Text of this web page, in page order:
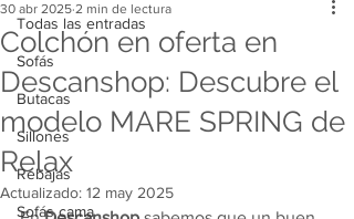
Todas las entradas
Sofás
Butacas
Sillones
Rebajas
Sofás cama
Colchón en oferta en
Descanshop: Descubre el
modelo MARE SPRING de
Relax
30 abr 2025 2 min de lectura
Actualizado: 12 may 2025